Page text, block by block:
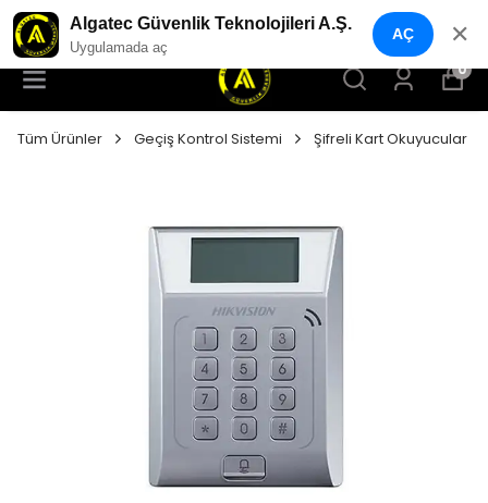
YENI NESIL GÜVENLIK GEÇIŞ SISTEMLERI
0
Tüm Ürünler Geçiş Kontrol Sistemi Şifreli Kart Okuyucular
Algatec Güvenlik Teknolojileri A.Ş.
Uygulamada aç
AÇ ✕